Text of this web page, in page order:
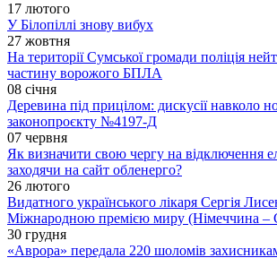
17 лютого
У Білопіллі знову вибух
27 жовтня
На території Сумської громади поліція
частину ворожого БПЛА
08 січня
Деревина під прицілом: дискусії навколо
законопроєкту №4197-Д
07 червня
Як визначити свою чергу на відключення
заходячи на сайт обленерго?
26 лютого
Видатного українського лікаря Сергія
Міжнародною премією миру (Німеччина
30 грудня
«Аврора» передала 220 шоломів